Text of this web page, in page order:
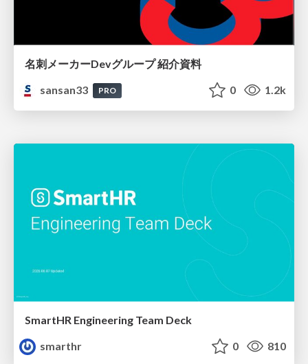
名刺メーカーDevグループ 紹介資料
sansan33
PRO 0 1.2k
SmartHR Engineering Team Deck
smarthr
0 810